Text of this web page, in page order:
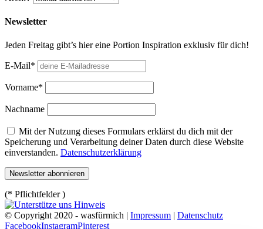
Newsletter
Jeden Freitag gibt’s hier eine Portion Inspiration exklusiv für dich!
E-Mail*
Vorname*
Nachname
Mit der Nutzung dieses Formulars erklärst du dich mit der
Speicherung und Verarbeitung deiner Daten durch diese Website
einverstanden. Datenschutzerklärung
(* Pflichtfelder )
© Copyright 2020 - wasfürmich | Impressum | Datenschutz
FacebookInstagramPinterest